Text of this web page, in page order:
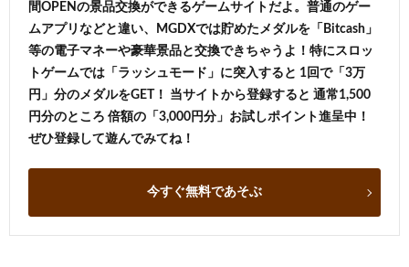
間OPENの景品交換ができるゲームサイトだよ。普通のゲー
ムアプリなどと違い、MGDXでは貯めたメダルを「Bitcash」
等の電子マネーや豪華景品と交換できちゃうよ！特にスロッ
トゲームでは「ラッシュモード」に突入すると 1回で「3万
円」分のメダルをGET！ 当サイトから登録すると 通常1,500
円分のところ 倍額の「3,000円分」お試しポイント進呈中！
ぜひ登録して遊んでみてね！
今すぐ無料であそぶ